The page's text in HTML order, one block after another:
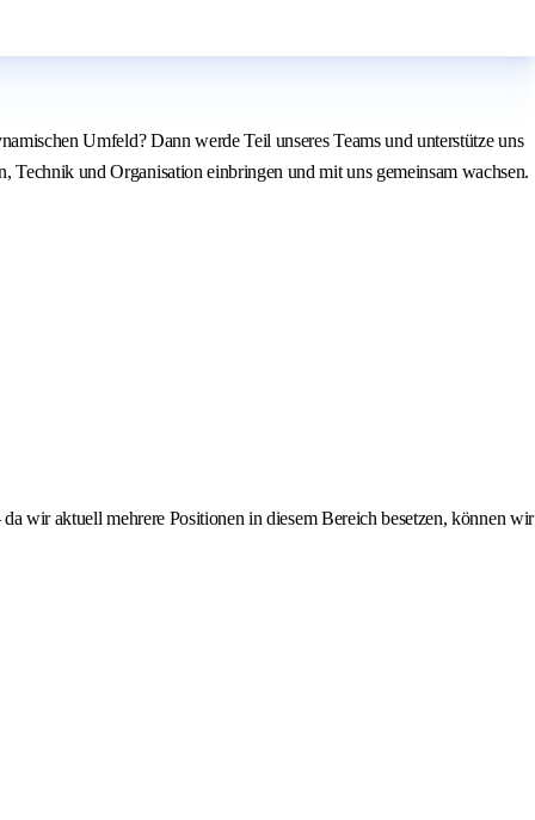
Umfeld? Dann werde Teil unseres Teams und unterstütze uns
und Organisation einbringen und mit uns gemeinsam wachsen.
wir aktuell mehrere Positionen in diesem Bereich besetzen, können wir